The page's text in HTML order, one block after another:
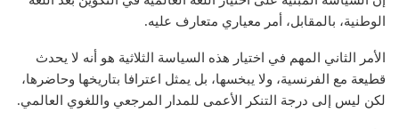
الوطنية، بالمقابل، أمر معياري متعارف عليه.
الأمر الثاني المهم في اختيار هذه السياسة الثلاثية هو أنه لا يحدث
قطيعة مع الفرنسية، ولا يبخسها، بل يمثل اعترافا بتاريخها وحاضرها،
لكن ليس إلى درجة التنكر الأعمى للمدار المرجعي واللغوي العالمي.